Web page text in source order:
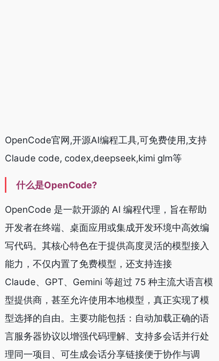
OpenCode官网,开源AI编程工具,可免费使用,支持
Claude code, codex,deepseek,kimi glm等
什么是OpenCode?
OpenCode 是一款开源的 AI 编程代理，旨在帮助
开发者在终端、桌面应用或集成开发环境中高效编
写代码。其核心特色在于提供高度灵活的模型接入
能力，不仅内置了免费模型，还支持连接
Claude、GPT、Gemini 等超过 75 种主流大语言模
型提供商，甚至允许使用本地模型，真正实现了模
型选择的自由。主要功能包括：自动加载正确的语
言服务器协议以增强代码理解、支持多会话并行处
理同一项目、可生成会话分享链接便于协作与调